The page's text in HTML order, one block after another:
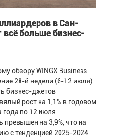
в Сан-
всё больше бизнес-
обзору WINGX Business
28-й недели (6-12 июля)
бизнес-джетов
рост на 1,1% в годовом
года по 12 июля
превышен на 3,9%, что на
с тенденцией 2025-2024